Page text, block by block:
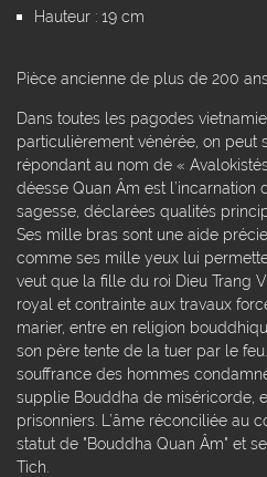
Hauteur : 19 cm
Pièce ancienne de plus de 200
Dans toutes les pagodes
particulièrement vénérée, on peut
répondant au nom de «
déesse Quan Âm est
sagesse, déclarées qualités
Ses mille bras sont une aide
comme ses mille yeux lui
veut que la fille du roi Dieu Trang
royal et contrainte aux travaux
marier, entre en religion
son père tente de la tuer par le
souffrance des hommes
supplie Bouddha de miséricorde,
prisonniers. L’âme réconciliée au
statut de "Bouddha Quan Âm" et
Tich.